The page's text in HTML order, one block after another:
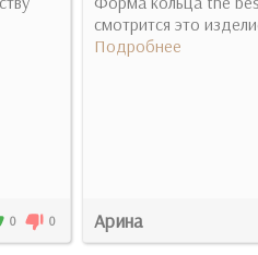
0 0
смотрится это
Подробнее
Арина